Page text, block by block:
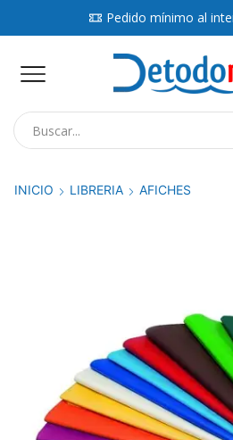
Pedido mínimo al
INICIO LIBRERIA AFICHES